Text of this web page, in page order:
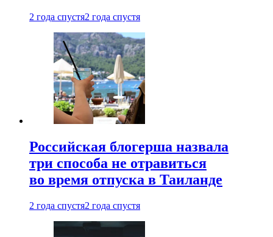
2 года спустя2 года спустя
Российская блогерша назвала
три способа не отравиться
во время отпуска в Таиланде
2 года спустя2 года спустя